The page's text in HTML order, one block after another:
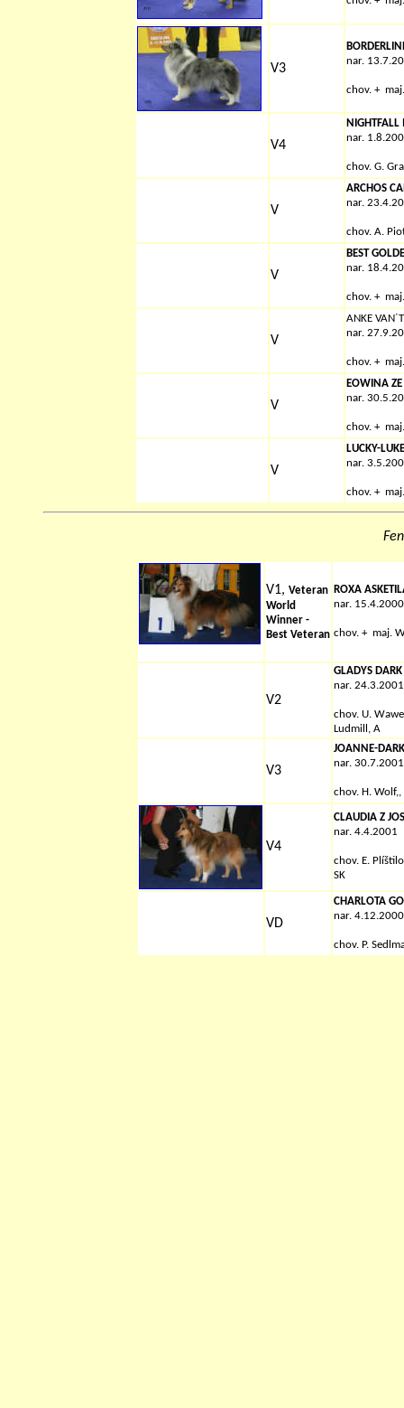
V3
nar.
chov. +
V4
NIGHTFALL
nar.
chov. G.
V
ARCHOS
nar.
chov. A.
V
BEST
nar.
chov. +
V
ANKE
nar.
chov. +
V
EOWINA
nar.
chov. +
V
LUCKY-
nar.
chov. +
V1, Veteran
World
Winner -
Best Veteran
ROXA
nar. 15.4.2000
chov. + maj.
V2
GLADYS
nar. 24.3.2001
chov. U.
Ludmill, A
V3
JOANNE-
nar. 30.7.2001
chov. H. Wolf,,
V4
CLAUDIA Z
nar. 4.4.2001
chov. E.
SK
VD
CHARLOTA
nar. 4.12.2000
chov. P.